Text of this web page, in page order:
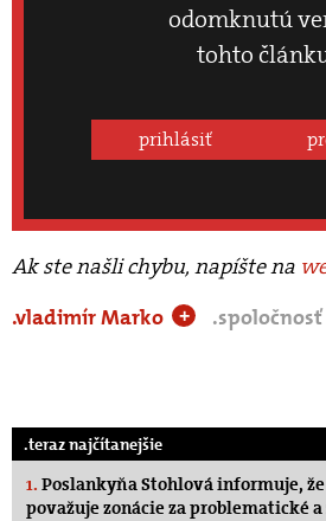
odomknutú
tohto
prihlásiť
Ak ste našli chybu, napíšte na
.vladimír Marko
+ .spoločnosť
.teraz najčítanejšie
1. Poslankyňa Stohlová informuje,
považuje zonácie za problematické